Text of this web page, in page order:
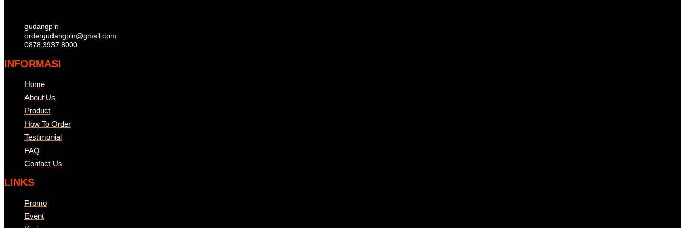
gudangpin
ordergudangpin@gmail.com
0878 3937 8000
INFORMASI
Home
About Us
Product
How To Order
Testimonial
FAQ
Contact Us
LINKS
Promo
Event